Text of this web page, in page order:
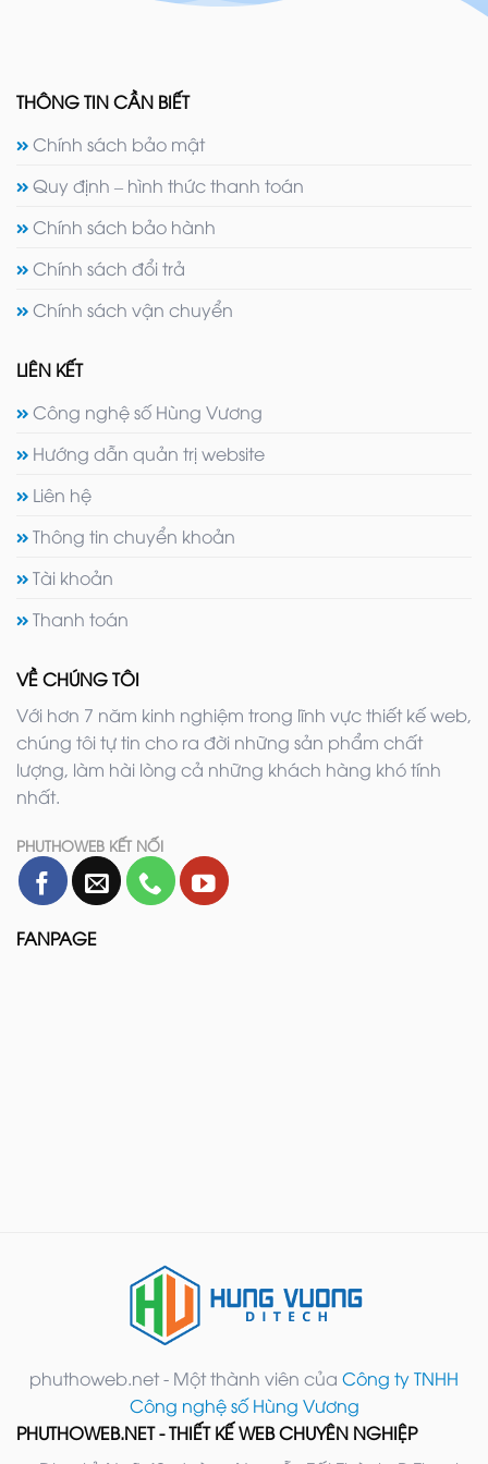
THÔNG TIN CẦN BIẾT
Chính sách bảo mật
Quy định – hình thức thanh toán
Chính sách bảo hành
Chính sách đổi trả
Chính sách vận chuyển
LIÊN KẾT
Công nghệ số Hùng Vương
Hướng dẫn quản trị website
Liên hệ
Thông tin chuyển khoản
Tài khoản
Thanh toán
VỀ CHÚNG TÔI
Với hơn 7 năm kinh nghiệm trong lĩnh vực thiết kế web,
chúng tôi tự tin cho ra đời những sản phẩm chất
lượng, làm hài lòng cả những khách hàng khó tính
nhất.
PHUTHOWEB KẾT NỐI
FANPAGE
phuthoweb.net - Một thành viên của Công ty TNHH
Công nghệ số Hùng Vương
PHUTHOWEB.NET - THIẾT KẾ WEB CHUYÊN NGHIỆP